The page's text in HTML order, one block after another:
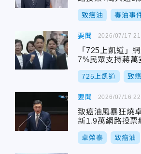
致癌油 毒油事
要聞
「725上凱道」
7%民眾支持蔣
725上凱道 致
2026/07/17
要聞
致癌油風暴狂燒
新1.9萬網路投票
卓榮泰 致癌油
2026/07/16